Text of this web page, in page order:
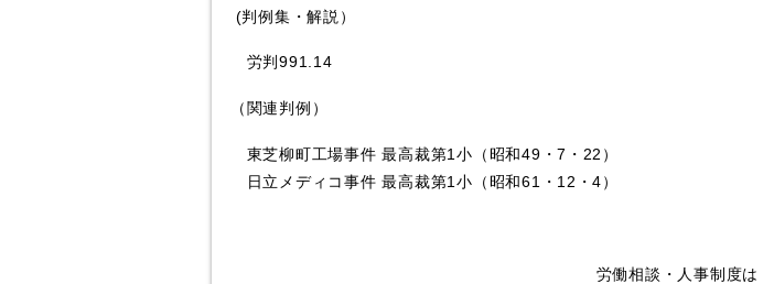
(判例集・解説）
労判991.14
（関連判例）
東芝柳町工場事件 最高裁第1小（昭和49・7・22）
日立メディコ事件 最高裁第1小（昭和61・12・4）
労働相談・人事制度は